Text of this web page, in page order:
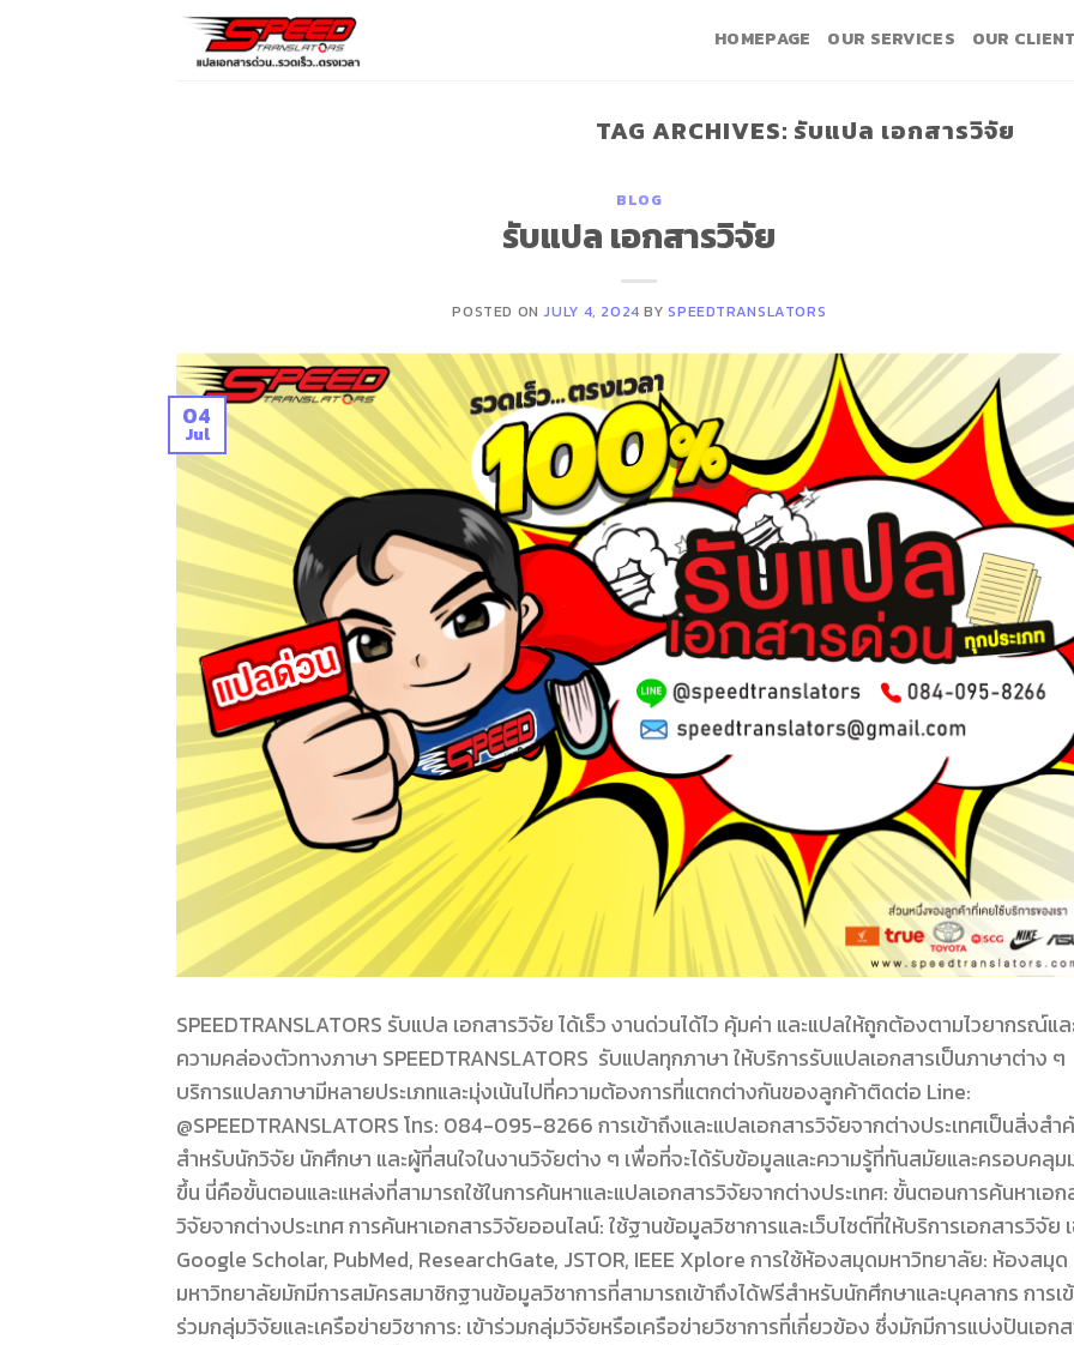
HOMEPAGE OUR SERVICES OUR
TAG ARCHIVES: รับแปล เอกสารวิจัย
BLOG
รับแปล เอกสารวิจัย
POSTED ONJULY 4, 2024 BYSPEEDTRANSLATORS
04
Jul
SPEEDTRANSLATORS รับแปล เอกสารวิจัย ได้เร็ว งานด่วนได้ไว คุ้มค่า และแปลให้ถูกต้องตามไวยากรณ์แ
ความคล่องตัวทางภาษา SPEEDTRANSLATORS รับแปลทุกภาษา ให้บริการรับแปลเอกสารเป็นภาษาต่าง ๆ
บริการแปลภาษามีหลายประเภทและมุ่งเน้นไปที่ความต้องการที่แตกต่างกันของลูกค้าติดต่อ Line:
@SPEEDTRANSLATORS โทร: 084-095-8266 การเข้าถึงและแปลเอกสารวิจัยจากต่างประเทศเป็นสิ่งส
สำหรับนักวิจัย นักศึกษา และผู้ที่สนใจในงานวิจัยต่าง ๆ เพื่อที่จะได้รับข้อมูลและความรู้ที่ทันสมัยและครอบคลุม
ขึ้น นี่คือขั้นตอนและแหล่งที่สามารถใช้ในการค้นหาและแปลเอกสารวิจัยจากต่างประเทศ: ขั้นตอนการค้นหาเอก
วิจัยจากต่างประเทศ การค้นหาเอกสารวิจัยออนไลน์: ใช้ฐานข้อมูลวิชาการและเว็บไซต์ที่ให้บริการเอกสารวิจัย
Google Scholar, PubMed, ResearchGate, JSTOR, IEEE Xplore การใช้ห้องสมุดมหาวิทยาลัย: ห้องสมุด
มหาวิทยาลัยมักมีการสมัครสมาชิกฐานข้อมูลวิชาการที่สามารถเข้าถึงได้ฟรีสำหรับนักศึกษาและบุคลากร การเ
ร่วมกลุ่มวิจัยและเครือข่ายวิชาการ: เข้าร่วมกลุ่มวิจัยหรือเครือข่ายวิชาการที่เกี่ยวข้อง ซึ่งมักมีการแบ่งปันเอก